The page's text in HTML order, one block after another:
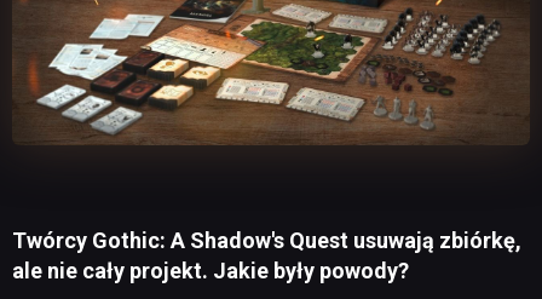
Twórcy Gothic: A Shadow's Quest usuwają zbiórkę,
ale nie cały projekt. Jakie były powody?